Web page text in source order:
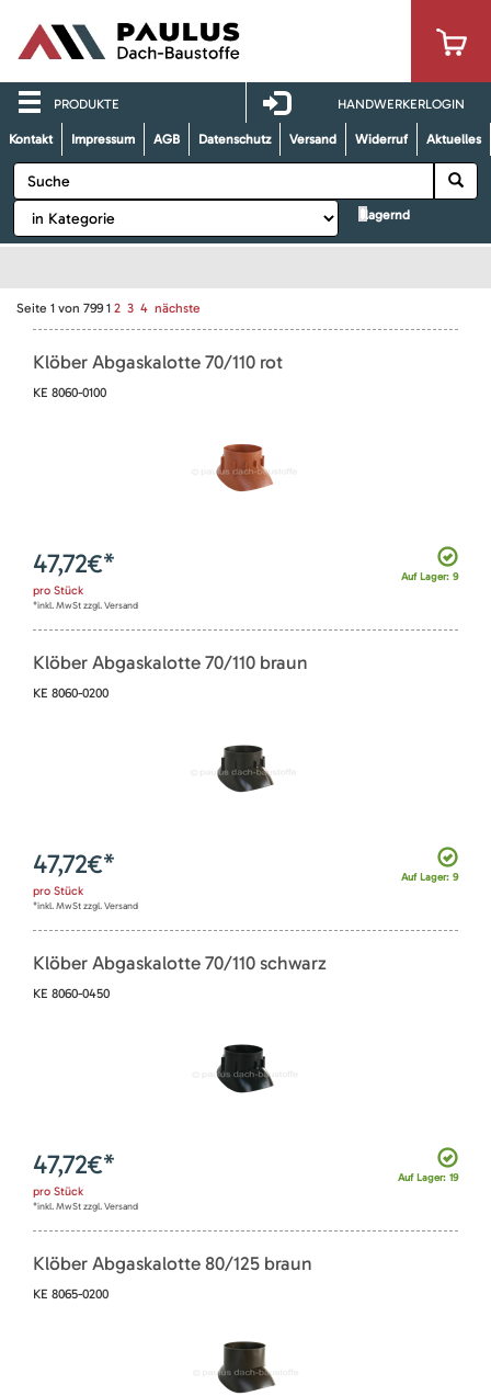
PRODUKTE HANDWERKERLOGIN
Kontakt Impressum AGB Datenschutz Versand Widerruf Aktuelles
lagernd
Seite 1 von 799 1 2 3 4 nächste
Klöber Abgaskalotte 70/110 rot
KE 8060-0100
Auf Lager: 9
47,72€*
pro Stück
*inkl. MwSt zzgl. Versand
Klöber Abgaskalotte 70/110 braun
KE 8060-0200
Auf Lager: 9
47,72€*
pro Stück
*inkl. MwSt zzgl. Versand
Klöber Abgaskalotte 70/110 schwarz
KE 8060-0450
Auf Lager: 19
47,72€*
pro Stück
*inkl. MwSt zzgl. Versand
Klöber Abgaskalotte 80/125 braun
KE 8065-0200